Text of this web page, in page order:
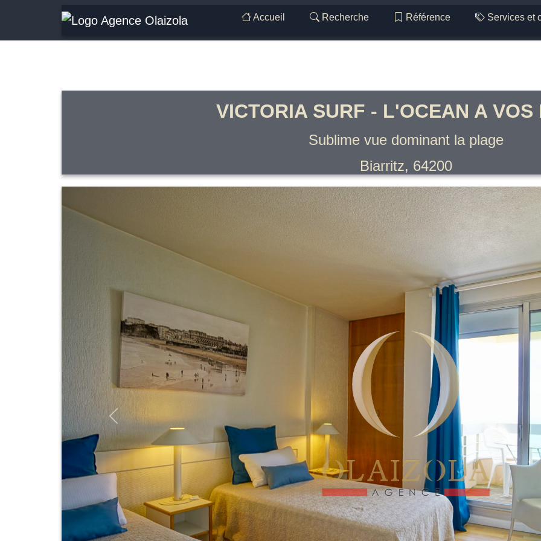
Accueil Recherche Référence Services et
VICTORIA SURF - L'OCEAN A VOS
Sublime vue dominant la plage
Biarritz, 64200
Previous